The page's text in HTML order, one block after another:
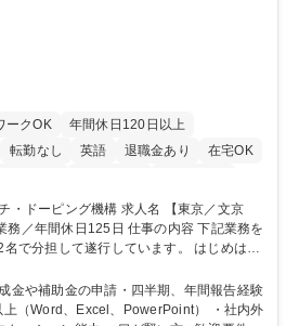
ークOK
年間休日120日以上
転勤なし 英語 退職金あり
在宅OK
機構 求人名 【東京／文京
日 仕事の内容 下記業務を
で分担して遂行しています。 はじめは担
、ゆくゆくはリーダーやマネージャーポ
ています。 【総務・人事グルー
・採用活動 ・教育研修の企画、実行 ・勤
金や補助金の申請・四半期、年間報告経験
上（Word、Excel、PowerPoint） ・社内外